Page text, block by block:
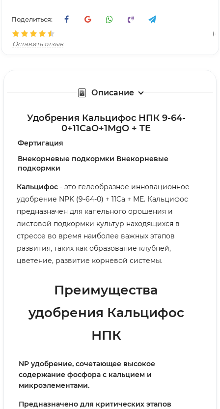
Поделиться:
(
Оставить отзыв
Описание
Удобрения Кальцифос НПК 9-64-
0+11CaO+1MgO + TE
Фертигация
Внекорневые подкормки Внекорневые
подкормки
Кальцифос - это гелеобразное инновационное
удобрение NPK (9-64-0) + 11Ca + ME. Кальцифос
предназначен для капельного орошения и
листовой подкормки культур находящихся в
стрессе во время наиболее важных этапов
развития, таких как образование клубней,
цветение, развитие корневой системы.
Преимущества
удобрения Кальцифос
НПК
NP удобрение, сочетающее высокое
содержание фосфора с кальцием и
микроэлементами.
Предназначено для критических этапов